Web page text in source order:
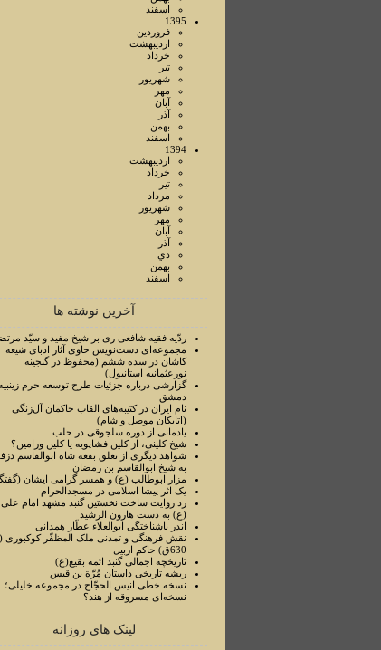
اسفند
1395
فروردين
ارديبهشت
خرداد
تير
شهريور
مهر
آبان
آذر
بهمن
اسفند
1394
ارديبهشت
خرداد
تير
مرداد
شهريور
مهر
آبان
آذر
دي
بهمن
اسفند
آخرین نوشته ها
ردّیه فقیه شافعی ری بر شیخ مفید و سیّد
مجموعه‌ای دست‌نویس حاوی آثار ادبای شیعه
کاشان در سده ششم (محفوظ در گنجینه
نورعثمانیه استانبول)
گزارشی درباره جزئیات طرح توسعه حرم
دمشق
نام ایران در کتیبه‌های القاب حاکمان آل‌زنگی
(اتابکان موصل و شام)
یادمانی از دوره سلجوقی در حلب
شیخ کلینی، از کلین فشاپویه یا کلین ورامین؟
شواهد دیگری از تعلق بقعه شاه ابوالقاسم
به شیخ ابوالقاسم بن رمضان
مزار ابوطالب (ع) و همسر گرامی ایشان
یک اثر پیشا اسلامی در مسجدالحرام
رد روایت ساخت نخستین گنبد مشهد امام علی
(ع) به دست هارون الرشید
اندر ناشناختگی ابوالعلاء عطّار همدانی
نقش فرهنگی و تمدنی ملک المظفّر کوکبوری
630ق) حاکم اربیل
تاریخچه اجمالی گنبد ائمه بقیع(ع)
ریشه تاریخی داستان مُرّة بن قیس
نسخه خطی انیس الحجّاج در مجموعه خلیلی؛
نسخه‌ای مسروقه از هند؟
لینک های روزانه